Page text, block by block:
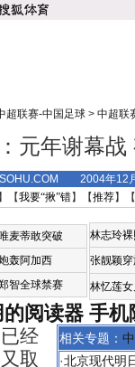
超联赛-中国足球 > 中超联
元年谢幕
2004年12
】【我要“揪”错】【推荐】
麦蒂敢突破
轰阿加西
智全球禁赛
林志玲
张靓颖
林忆莲
阅读器 手机
相关专题：
·北京现代明
经
取